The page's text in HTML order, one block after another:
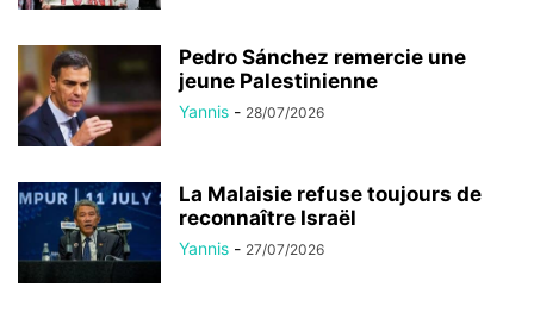
Pedro Sánchez remercie une
jeune Palestinienne
Yannis - 28/07/2026
La Malaisie refuse toujours de
reconnaître Israël
Yannis - 27/07/2026